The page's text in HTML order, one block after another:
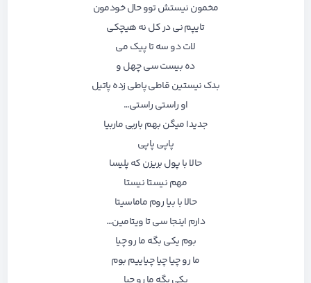
مخمون نیستش توو حال خودمون
تایپم نی در کل نه هیچکی
لات دو سه تا پیک می
ده بیست سی چهل و
بدک نیستین قاطی پاطی زده پاتیل
او راستی راستی…
جدیدا میگن بهم باربی ماربیا
پاپی پاپی
حالا با پول بریزن که پلیسا
مهم نیستا نیستا
حالا با بیا روم ماماسیتا
دارم اینجا سی تا ویتامین…
بوم یکی بگه ما رو چیا
ما رو چیا چیا چیاییم بوم